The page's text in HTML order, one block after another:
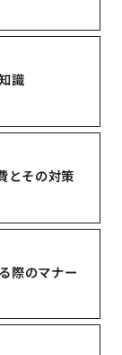
識
とその対策
際のマナー